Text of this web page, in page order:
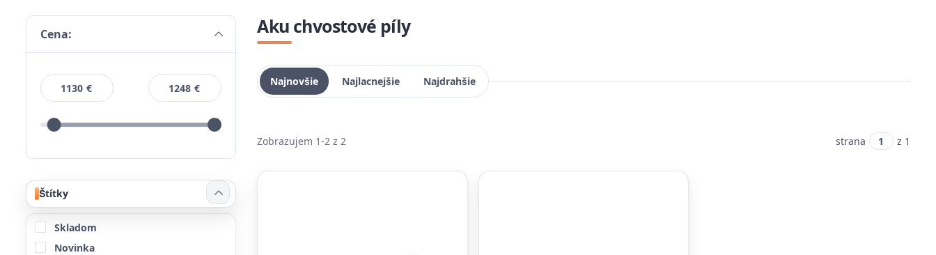
Aku chvostové píly
Najnovšie Najlacnejšie Najdrahšie
Zobrazujem 1-2 z 2 strana z 1
Cena:
€ €
Štítky
Skladom
Novinka